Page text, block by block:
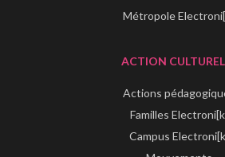
Métropole
ACTION
Actions
Familles
Campus